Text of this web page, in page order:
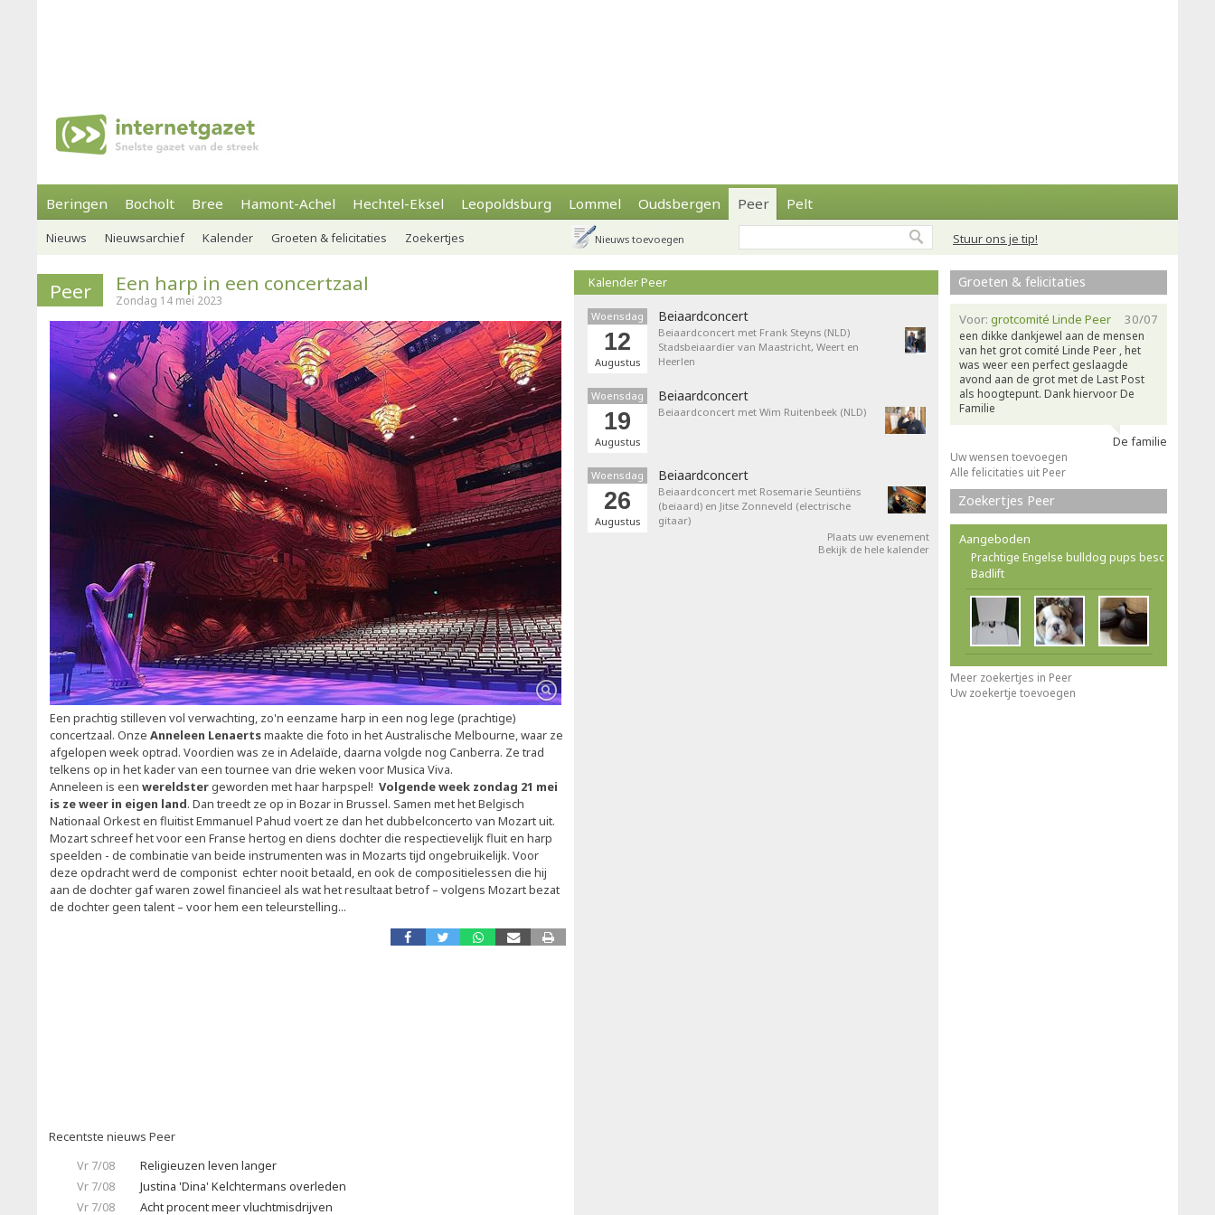
Beringen Bocholt Bree Hamont-Achel Hechtel-Eksel Leopoldsburg Lommel Oudsbergen Peer Pelt
Stuur ons je tip!
Nieuws Nieuwsarchief Kalender Groeten & felicitaties Zoekertjes Nieuws toevoegen
Peer Een harp in een concertzaal
Zondag 14 mei 2023
Een prachtig stilleven vol verwachting, zo'n eenzame harp in een nog lege (prachtige)
concertzaal. Onze Anneleen Lenaertsmaakte die foto in het Australische Melbourne, waar ze
afgelopen week optrad. Voordien was ze in Adelaïde, daarna volgde nog Canberra. Ze trad
telkens op in het kader van een tournee van drie weken voor Musica Viva.
Anneleen is een wereldstergeworden met haar harpspel! Volgende week zondag 21 mei
is ze weer in eigen land. Dan treedt ze op in Bozar in Brussel. Samen met het Belgisch
Nationaal Orkest en fluitist Emmanuel Pahud voert ze dan het dubbelconcerto van Mozart uit.
Mozart schreef het voor een Franse hertog en diens dochter die respectievelijk fluit en harp
speelden - de combinatie van beide instrumenten was in Mozarts tijd ongebruikelijk. Voor
deze opdracht werd de componist echter nooit betaald, en ook de compositielessen die hij
aan de dochter gaf waren zowel financieel als wat het resultaat betrof – volgens Mozart bezat
de dochter geen talent – voor hem een teleurstelling...
Recentste nieuws Peer
Vr 7/08
Religieuzen leven langer
Vr 7/08
Justina 'Dina' Kelchtermans overleden
Vr 7/08
Acht procent meer vluchtmisdrijven
Kalender Peer
Woensdag
12
Augustus
Beiaardconcert
Beiaardconcert met Frank Steyns (NLD)
Stadsbeiaardier van Maastricht, Weert en
Heerlen
Woensdag
19
Augustus
Beiaardconcert
Beiaardconcert met Wim Ruitenbeek (NLD)
Woensdag
26
Augustus
Beiaardconcert
Beiaardconcert met Rosemarie Seuntiëns
(beiaard) en Jitse Zonneveld (electrische
gitaar)
Plaats uw evenement
Bekijk de hele kalender
Groeten & felicitaties
30/07
Voor: grotcomité Linde Peer
een dikke dankjewel aan de mensen
van het grot comité Linde Peer , het
was weer een perfect geslaagde
avond aan de grot met de Last Post
als hoogtepunt. Dank hiervoor De
Familie
De familie
Uw wensen toevoegen
Alle felicitaties uit Peer
Zoekertjes Peer
Aangeboden
Prachtige Engelse bulldog pups besc
Badlift
Meer zoekertjes in Peer
Uw zoekertje toevoegen